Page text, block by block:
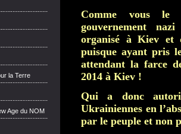
la Terre
Age du NOM
Comme vous le
gouvernement
organisé à Kiev et
puisque ayant pris
attendant la farce
2014 à Kiev !
Qui a donc
Ukrainiennes en
par le peuple et non